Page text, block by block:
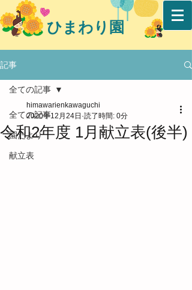
ひまわり園
記事
全ての記事
園だより
献立表
全ての記事
令和2年度 1月献立表(後半)
himawarienkawaguchi
2020年12月24日 読了時間: 0分